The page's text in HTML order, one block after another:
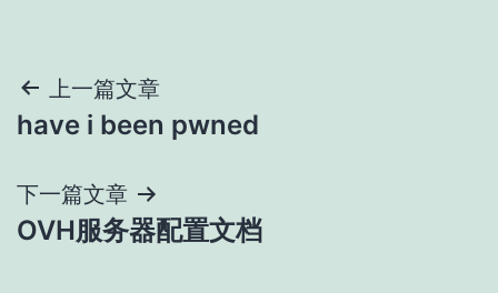
文
章
导
航
上一篇文章
have i been pwned
下一篇文章
OVH服务器配置文档